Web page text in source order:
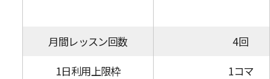
月間レッスン回数
1日利用上限枠
4回
1コマ